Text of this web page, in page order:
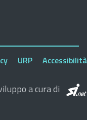
URP Accessibilità
a cura di